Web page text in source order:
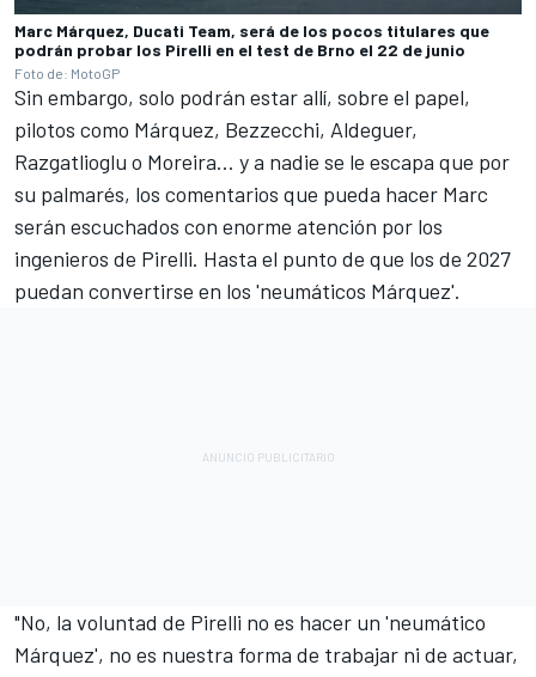
Marc Márquez, Ducati Team, será de los pocos titulares que
podrán probar los Pirelli en el test de Brno el 22 de junio
Foto de: MotoGP
Sin embargo, solo podrán estar allí, sobre el papel,
pilotos como Márquez, Bezzecchi, Aldeguer,
Razgatlioglu o Moreira… y a nadie se le escapa que por
su palmarés, los comentarios que pueda hacer Marc
serán escuchados con enorme atención por los
ingenieros de Pirelli. Hasta el punto de que los de 2027
puedan convertirse en los 'neumáticos Márquez'.
"No, la voluntad de Pirelli no es hacer un 'neumático
Márquez', no es nuestra forma de trabajar ni de actuar,